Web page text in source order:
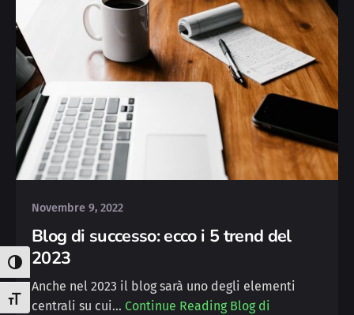
Attiva/disattiva alto contrasto
Attiva/disattiva dimensione testo
Posted by
Michele
Novembre 9, 2022
Blog di successo: ecco i 5 trend del
2023
Anche nel 2023 il blog sarà uno degli elementi
centrali su cui… Continue ReadingBlog di